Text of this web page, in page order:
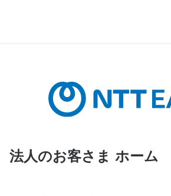
法人のお客さま ホーム